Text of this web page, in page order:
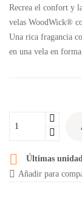
Recrea el confort y
velas WoodWick®
Una rica fragancia
en una vela en

Últimas
Añadir para